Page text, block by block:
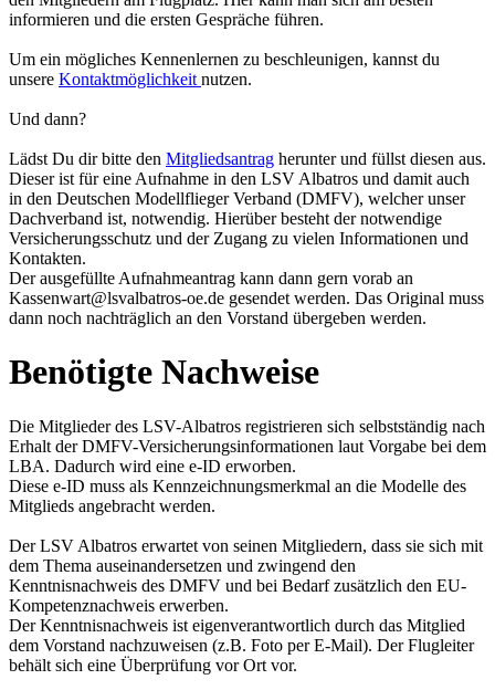
informieren und die ersten Gespräche führen.
Um ein mögliches Kennenlernen zu beschleunigen, kannst du
unsere Kontaktmöglichkeit nutzen.
Und dann?
Lädst Du dir bitte den Mitgliedsantrag herunter und füllst diesen aus.
Dieser ist für eine Aufnahme in den LSV Albatros und damit auch
in den Deutschen Modellflieger Verband (DMFV), welcher unser
Dachverband ist, notwendig. Hierüber besteht der notwendige
Versicherungsschutz und der Zugang zu vielen Informationen und
Kontakten.
Der ausgefüllte Aufnahmeantrag kann dann gern vorab an
Kassenwart@lsvalbatros-oe.de gesendet werden. Das Original muss
dann noch nachträglich an den Vorstand übergeben werden.
Benötigte Nachweise
Die Mitglieder des LSV-Albatros registrieren sich selbstständig nach
Erhalt der DMFV-Versicherungsinformationen laut Vorgabe bei dem
LBA. Dadurch wird eine e-ID erworben.
Diese e-ID muss als Kennzeichnungsmerkmal an die Modelle des
Mitglieds angebracht werden.
Der LSV Albatros erwartet von seinen Mitgliedern, dass sie sich mit
dem Thema auseinandersetzen und zwingend den
Kenntnisnachweis des DMFV und bei Bedarf zusätzlich den EU-
Kompetenznachweis erwerben.
Der Kenntnisnachweis ist eigenverantwortlich durch das Mitglied
dem Vorstand nachzuweisen (z.B. Foto per E-Mail). Der Flugleiter
behält sich eine Überprüfung vor Ort vor.